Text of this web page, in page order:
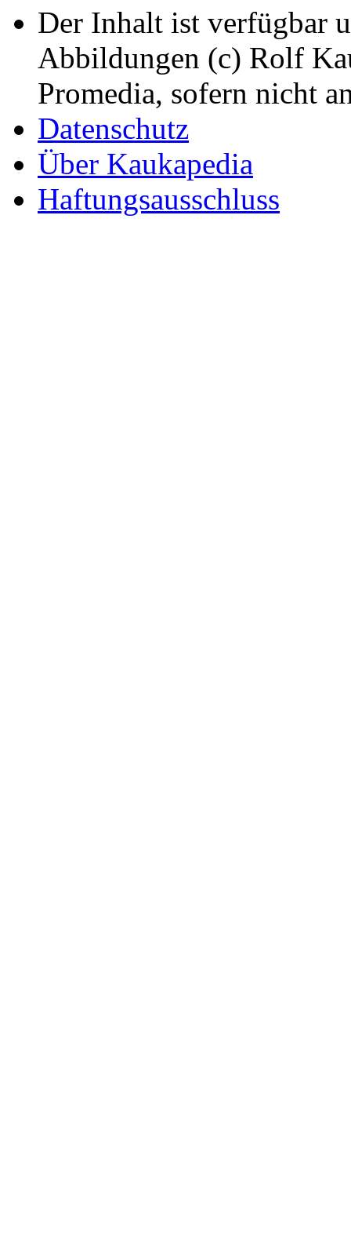
Der Inhalt ist verfügbar
Abbildungen (c) Rolf
Promedia, sofern nicht
Datenschutz
Über Kaukapedia
Haftungsausschluss